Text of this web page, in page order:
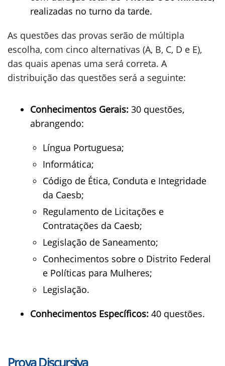
realizadas no turno da tarde.
As questões das provas serão de múltipla
escolha, com cinco alternativas (A, B, C, D e E),
das quais apenas uma será correta. A
distribuição das questões será a seguinte:
Conhecimentos Gerais: 30 questões,
abrangendo:
Língua Portuguesa;
Informática;
Código de Ética, Conduta e Integridade
da Caesb;
Regulamento de Licitações e
Contratações da Caesb;
Legislação de Saneamento;
Conhecimentos sobre o Distrito Federal
e Políticas para Mulheres;
Legislação.
Conhecimentos Específicos: 40 questões.
Prova Discursiva